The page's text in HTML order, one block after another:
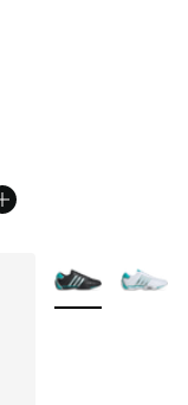
Plus de couleurs